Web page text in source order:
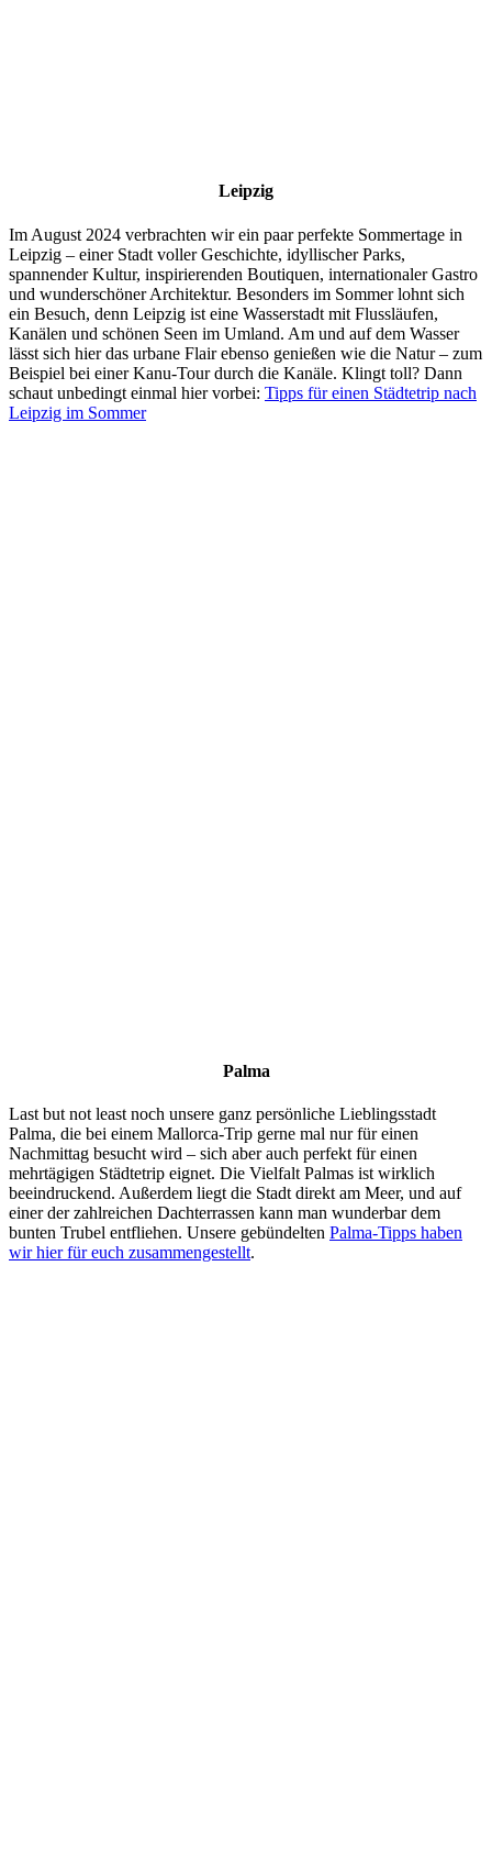
Leipzig
Im August 2024 verbrachten wir ein paar perfekte Sommertage in
Leipzig – einer Stadt voller Geschichte, idyllischer Parks,
spannender Kultur, inspirierenden Boutiquen, internationaler Gastro
und wunderschöner Architektur. Besonders im Sommer lohnt sich
ein Besuch, denn Leipzig ist eine Wasserstadt mit Flussläufen,
Kanälen und schönen Seen im Umland. Am und auf dem Wasser
lässt sich hier das urbane Flair ebenso genießen wie die Natur – zum
Beispiel bei einer Kanu-Tour durch die Kanäle. Klingt toll? Dann
schaut unbedingt einmal hier vorbei: Tipps für einen Städtetrip nach
Leipzig im Sommer
Palma
Last but not least noch unsere ganz persönliche Lieblingsstadt
Palma, die bei einem Mallorca-Trip gerne mal nur für einen
Nachmittag besucht wird – sich aber auch perfekt für einen
mehrtägigen Städtetrip eignet. Die Vielfalt Palmas ist wirklich
beeindruckend. Außerdem liegt die Stadt direkt am Meer, und auf
einer der zahlreichen Dachterrassen kann man wunderbar dem
bunten Trubel entfliehen. Unsere gebündelten Palma-Tipps haben
wir hier für euch zusammengestellt.